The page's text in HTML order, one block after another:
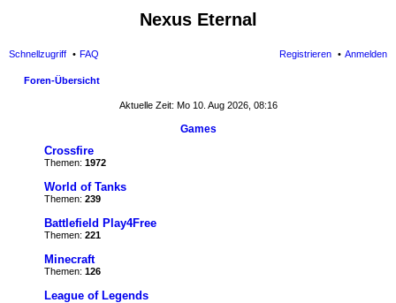
Nexus Eternal
Schnellzugriff FAQ Anmelden
Registrieren
Foren-Übersicht
Aktuelle Zeit: Mo 10. Aug 2026, 08:16
Games
Crossfire
Themen: 1972
World of Tanks
Themen: 239
Battlefield Play4Free
Themen: 221
Minecraft
Themen: 126
League of Legends